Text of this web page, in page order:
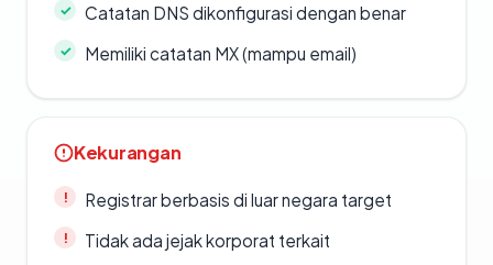
Catatan DNS dikonfigurasi dengan benar
Memiliki catatan MX (mampu email)
Kekurangan
Registrar berbasis di luar negara target
Tidak ada jejak korporat terkait